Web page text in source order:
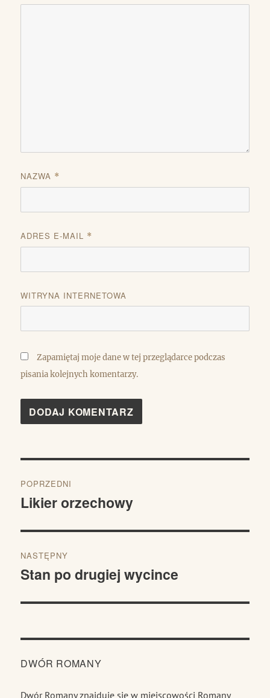
NAZWA *
ADRES E-MAIL *
WITRYNA INTERNETOWA
Zapamiętaj moje dane w tej przeglądarce podczas
pisania kolejnych komentarzy.
wpisu
POPRZEDNI
Poprzedni
Likier orzechowy
NASTĘPNY
Następny
Stan po drugiej wycince
DWÓR ROMANY
Dwór Romany znajduje się w miejscowości Romany